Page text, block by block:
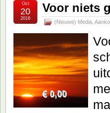
Voor niets
(Nieuwe) Media
Oct
20
2016